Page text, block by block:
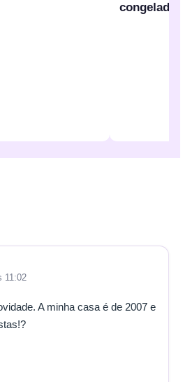
congelados
11:02
A minha casa é de 2007 e